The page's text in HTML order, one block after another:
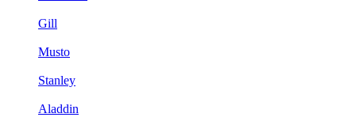
Gill
Musto
Stanley
Aladdin